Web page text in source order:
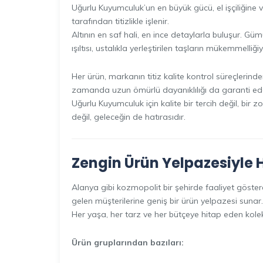
Uğurlu Kuyumculuk’un en büyük gücü, el
tarafından titizlikle işlenir.
Altının en saf hali, en ince detaylarla buluşur.
ışıltısı, ustalıkla yerleştirilen taşların
Her ürün, markanın titiz kalite kontrol
zamanda uzun ömürlü dayanıklılığı da garanti
Uğurlu Kuyumculuk için kalite bir tercih değil, bir
değil, geleceğin de hatırasıdır.
Zengin Ürün Yelpazesiyle
Alanya gibi kozmopolit bir şehirde faaliyet
gelen müşterilerine geniş bir ürün yelpazesi sunar.
Her yaşa, her tarz ve her bütçeye hitap eden
Ürün gruplarından bazıları: